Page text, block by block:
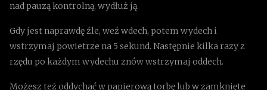
nad pauzą kontrolną, wydłuż ją.
Gdy jest naprawdę źle, weź wdech, potem wydech i
wstrzymaj powietrze na 5 sekund. Następnie kilka razy z
rzędu po każdym wydechu znów wstrzymaj oddech.
Możesz też oddychać w papierową torbę lub w zamknięte